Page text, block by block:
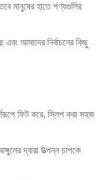
মানুষের হাতে পণ্যগুলির
এবং আমাদের নির্বাচনের কিছু
ফিট করে, স্লিপ করা সহজ
দ্বারা উত্পন্ন চাপকে